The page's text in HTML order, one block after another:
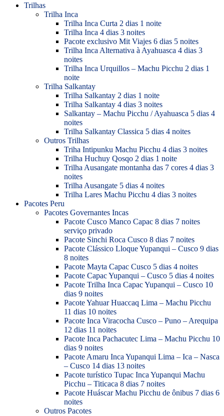
Trilhas
Trilha Inca
Trilha Inca Curta 2 dias 1 noite
Trilha Inca 4 dias 3 noites
Pacote exclusivo Mit Viajes 6 dias 5 noites
Trilha Inca Alternativa à Ayahuasca 4 dias 3
noites
Trilha Inca Urquillos – Machu Picchu 2 dias 1
noite
Trilha Salkantay
Trilha Salkantay 2 dias 1 noite
Trilha Salkantay 4 dias 3 noites
Salkantay – Machu Picchu / Ayahuasca 5 dias 4
noites
Trilha Salkantay Classica 5 dias 4 noites
Outros Trilhas
Triha Intipunku Machu Picchu 4 dias 3 noites
Trilha Huchuy Qosqo 2 dias 1 noite
Trilha Ausangate montanha das 7 cores 4 dias 3
noites
Trilha Ausangate 5 dias 4 noites
Trilha Lares Machu Picchu 4 dias 3 noites
Pacotes Peru
Pacotes Governantes Incas
Pacote Cusco Manco Capac 8 dias 7 noites
serviço privado
Pacote Sinchi Roca Cusco 8 dias 7 noites
Pacote Clássico Lloque Yupanqui – Cusco 9 dias
8 noites
Pacote Mayta Capac Cusco 5 dias 4 noites
Pacote Capac Yupanqui – Cusco 5 dias 4 noites
Pacote Trilha Inca Capac Yupanqui – Cusco 10
dias 9 noites
Pacote Yahuar Huaccaq Lima – Machu Picchu
11 dias 10 noites
Pacote Inca Viracocha Cusco – Puno – Arequipa
12 dias 11 noites
Pacote Inca Pachacutec Lima – Machu Picchu 10
dias 9 noites
Pacote Amaru Inca Yupanqui Lima – Ica – Nasca
– Cusco 14 dias 13 noites
Pacote turístico Tupac Inca Yupanqui Machu
Picchu – Titicaca 8 dias 7 noites
Pacote Huáscar Machu Picchu de ônibus 7 dias 6
noites
Outros Pacotes